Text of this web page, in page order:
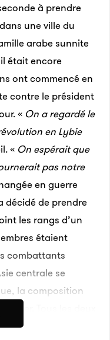
à prendre
une ville du
arabe sunnite
était encore
ont commencé en
contre le président
« On a regardé le
en Lybie
« On espéraitque
pas notre
en guerre
décidé de prendre
les rangs d’un
étaient
combattants
centrale se
la composition
Tous les deux
de nom ou